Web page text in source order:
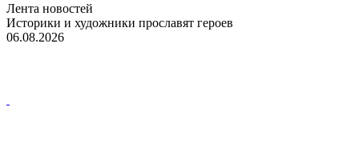
Лента новостей
Историки и художники прославят героев
06.08.2026